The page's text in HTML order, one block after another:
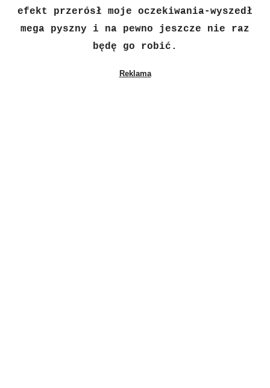
efekt przerósł moje oczekiwania-wyszedł
mega pyszny i na pewno jeszcze nie raz
będę go robić.